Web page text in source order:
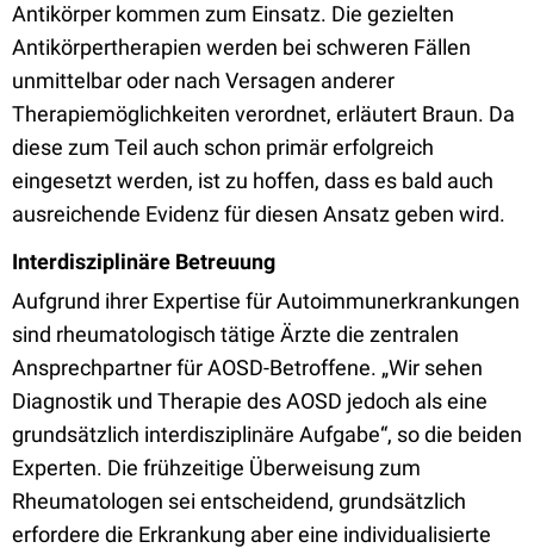
Antikörper kommen zum Einsatz. Die gezielten
Antikörpertherapien werden bei schweren Fällen
unmittelbar oder nach Versagen anderer
Therapiemöglichkeiten verordnet, erläutert Braun. Da
diese zum Teil auch schon primär erfolgreich
eingesetzt werden, ist zu hoffen, dass es bald auch
ausreichende Evidenz für diesen Ansatz geben wird.
Interdisziplinäre Betreuung
Aufgrund ihrer Expertise für Autoimmunerkrankungen
sind rheumatologisch tätige Ärzte die zentralen
Ansprechpartner für AOSD-Betroffene. „Wir sehen
Diagnostik und Therapie des AOSD jedoch als eine
grundsätzlich interdisziplinäre Aufgabe“, so die beiden
Experten. Die frühzeitige Überweisung zum
Rheumatologen sei entscheidend, grundsätzlich
erfordere die Erkrankung aber eine individualisierte